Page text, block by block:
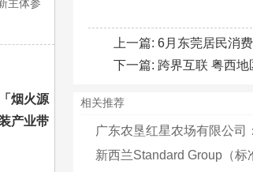
主体参
烟火源
产业带
上一篇: 6月东莞居民消
下一篇: 跨界互联 粤西
相关推荐
广东农垦红星农场有限公司
新西兰Standard Group（标